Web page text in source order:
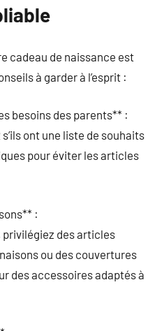
cadeau de naissance est
à garder à l’esprit :
besoins des parents** :
ont une liste de souhaits
pour éviter les articles
:
privilégiez des articles
ou des couvertures
des accessoires adaptés à